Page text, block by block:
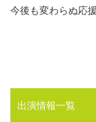
今後も変わらぬ応
出演情報一覧